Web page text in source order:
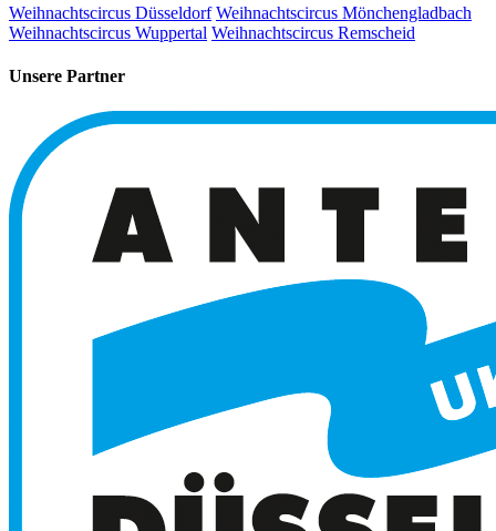
Weihnachtscircus Düsseldorf Weihnachtscircus Mönchengladbach
Weihnachtscircus Wuppertal Weihnachtscircus Remscheid
Unsere Partner